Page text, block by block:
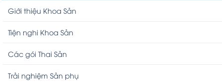
Giới thiệu Khoa Sản
Tiện nghi Khoa Sản
Các gói Thai Sản
Trải nghiệm Sản phụ